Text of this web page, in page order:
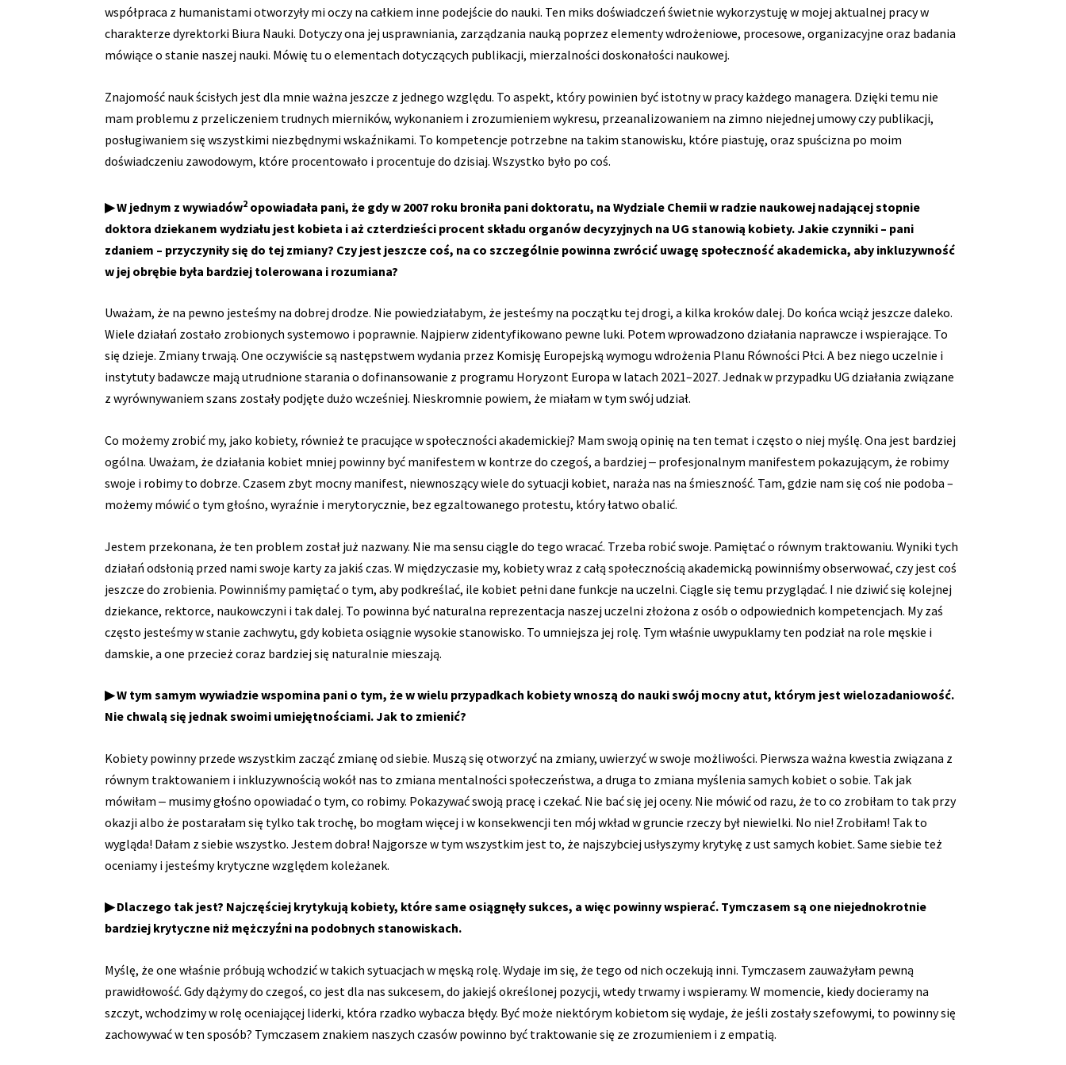
współpraca z humanistami otworzyły mi oczy na całkiem inne podejście do nauki. Ten miks doświadczeń świetnie wykorzystuję w mojej aktualnej pracy w
charakterze dyrektorki Biura Nauki. Dotyczy ona jej usprawniania, zarządzania nauką poprzez elementy wdrożeniowe, procesowe, organizacyjne oraz badania
mówiące o stanie naszej nauki. Mówię tu o elementach dotyczących publikacji, mierzalności doskonałości naukowej.
Znajomość nauk ścisłych jest dla mnie ważna jeszcze z jednego względu. To aspekt, który powinien być istotny w pracy każdego managera. Dzięki temu nie
mam problemu z przeliczeniem trudnych mierników, wykonaniem i zrozumieniem wykresu, przeanalizowaniem na zimno niejednej umowy czy publikacji,
posługiwaniem się wszystkimi niezbędnymi wskaźnikami. To kompetencje potrzebne na takim stanowisku, które piastuję, oraz spuścizna po moim
doświadczeniu zawodowym, które procentowało i procentuje do dzisiaj. Wszystko było po coś.
▶ W jednym z wywiadów2 opowiadała pani, że gdy w 2007 roku broniła pani doktoratu, na Wydziale Chemii w radzie naukowej nadającej stopnie
doktora dziekanem wydziału jest kobieta i aż czterdzieści procent składu organów decyzyjnych na UG stanowią kobiety. Jakie czynniki – pani
zdaniem – przyczyniły się do tej zmiany? Czy jest jeszcze coś, na co szczególnie powinna zwrócić uwagę społeczność akademicka, aby inkluzywność
w jej obrębie była bardziej tolerowana i rozumiana?
Uważam, że na pewno jesteśmy na dobrej drodze. Nie powiedziałabym, że jesteśmy na początku tej drogi, a kilka kroków dalej. Do końca wciąż jeszcze daleko.
Wiele działań zostało zrobionych systemowo i poprawnie. Najpierw zidentyfikowano pewne luki. Potem wprowadzono działania naprawcze i wspierające. To
się dzieje. Zmiany trwają. One oczywiście są następstwem wydania przez Komisję Europejską wymogu wdrożenia Planu Równości Płci. A bez niego uczelnie i
instytuty badawcze mają utrudnione starania o dofinansowanie z programu Horyzont Europa w latach 2021–2027. Jednak w przypadku UG działania związane
z wyrównywaniem szans zostały podjęte dużo wcześniej. Nieskromnie powiem, że miałam w tym swój udział.
Co możemy zrobić my, jako kobiety, również te pracujące w społeczności akademickiej? Mam swoją opinię na ten temat i często o niej myślę. Ona jest bardziej
ogólna. Uważam, że działania kobiet mniej powinny być manifestem w kontrze do czegoś, a bardziej ‒ profesjonalnym manifestem pokazującym, że robimy
swoje i robimy to dobrze. Czasem zbyt mocny manifest, niewnoszący wiele do sytuacji kobiet, naraża nas na śmieszność. Tam, gdzie nam się coś nie podoba –
możemy mówić o tym głośno, wyraźnie i merytorycznie, bez egzaltowanego protestu, który łatwo obalić.
Jestem przekonana, że ten problem został już nazwany. Nie ma sensu ciągle do tego wracać. Trzeba robić swoje. Pamiętać o równym traktowaniu. Wyniki tych
działań odsłonią przed nami swoje karty za jakiś czas. W międzyczasie my, kobiety wraz z całą społecznością akademicką powinniśmy obserwować, czy jest coś
jeszcze do zrobienia. Powinniśmy pamiętać o tym, aby podkreślać, ile kobiet pełni dane funkcje na uczelni. Ciągle się temu przyglądać. I nie dziwić się kolejnej
dziekance, rektorce, naukowczyni i tak dalej. To powinna być naturalna reprezentacja naszej uczelni złożona z osób o odpowiednich kompetencjach. My zaś
często jesteśmy w stanie zachwytu, gdy kobieta osiągnie wysokie stanowisko. To umniejsza jej rolę. Tym właśnie uwypuklamy ten podział na role męskie i
damskie, a one przecież coraz bardziej się naturalnie mieszają.
▶ W tym samym wywiadzie wspomina pani o tym, że w wielu przypadkach kobiety wnoszą do nauki swój mocny atut, którym jest wielozadaniowość.
Nie chwalą się jednak swoimi umiejętnościami. Jak to zmienić?
Kobiety powinny przede wszystkim zacząć zmianę od siebie. Muszą się otworzyć na zmiany, uwierzyć w swoje możliwości. Pierwsza ważna kwestia związana z
równym traktowaniem i inkluzywnością wokół nas to zmiana mentalności społeczeństwa, a druga to zmiana myślenia samych kobiet o sobie. Tak jak
mówiłam ‒ musimy głośno opowiadać o tym, co robimy. Pokazywać swoją pracę i czekać. Nie bać się jej oceny. Nie mówić od razu, że to co zrobiłam to tak przy
okazji albo że postarałam się tylko tak trochę, bo mogłam więcej i w konsekwencji ten mój wkład w gruncie rzeczy był niewielki. No nie! Zrobiłam! Tak to
wygląda! Dałam z siebie wszystko. Jestem dobra! Najgorsze w tym wszystkim jest to, że najszybciej usłyszymy krytykę z ust samych kobiet. Same siebie też
oceniamy i jesteśmy krytyczne względem koleżanek.
▶ Dlaczego tak jest? Najczęściej krytykują kobiety, które same osiągnęły sukces, a więc powinny wspierać. Tymczasem są one niejednokrotnie
bardziej krytyczne niż mężczyźni na podobnych stanowiskach.
Myślę, że one właśnie próbują wchodzić w takich sytuacjach w męską rolę. Wydaje im się, że tego od nich oczekują inni. Tymczasem zauważyłam pewną
prawidłowość. Gdy dążymy do czegoś, co jest dla nas sukcesem, do jakiejś określonej pozycji, wtedy trwamy i wspieramy. W momencie, kiedy docieramy na
szczyt, wchodzimy w rolę oceniającej liderki, która rzadko wybacza błędy. Być może niektórym kobietom się wydaje, że jeśli zostały szefowymi, to powinny się
zachowywać w ten sposób? Tymczasem znakiem naszych czasów powinno być traktowanie się ze zrozumieniem i z empatią.